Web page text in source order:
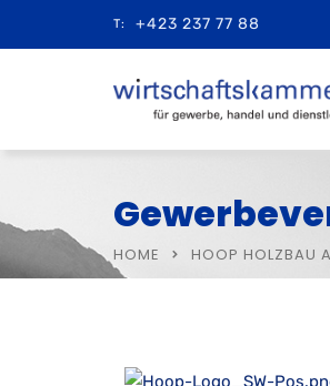
T: +423 237 77 88
HOME HOOP HOLZBAU